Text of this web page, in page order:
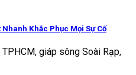
Khắc Phục Mọi Sự Cố
giáp sông Soài Rạp,